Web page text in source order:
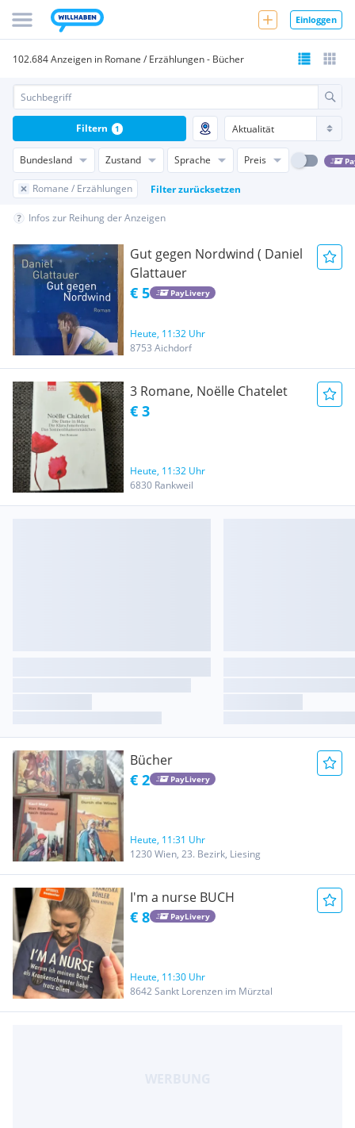
Einloggen
102.684 Anzeigen in Romane / Erzählungen - Bücher
Bundesland Zustand Sprache Preis
Romane / Erzählungen Filter zurücksetzen
Filtern 1
Infos zur Reihung der Anzeigen
Gut gegen Nordwind ( Daniel
Glattauer
€ 5 PayLivery
Heute, 11:32 Uhr
8753 Aichdorf
3 Romane, Noëlle Chatelet
€ 3
Heute, 11:32 Uhr
6830 Rankweil
Bücher
€ 2 PayLivery
Heute, 11:31 Uhr
1230 Wien, 23. Bezirk, Liesing
I'm a nurse BUCH
€ 8 PayLivery
Heute, 11:30 Uhr
8642 Sankt Lorenzen im Mürztal